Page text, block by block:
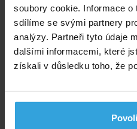
soubory cookie. Informace
sdílíme se svými partnery
analýzy. Partneři tyto údaje
dalšími informacemi, které
získali v důsledku toho, že
Doporučené
Skimmer OLYMPIC